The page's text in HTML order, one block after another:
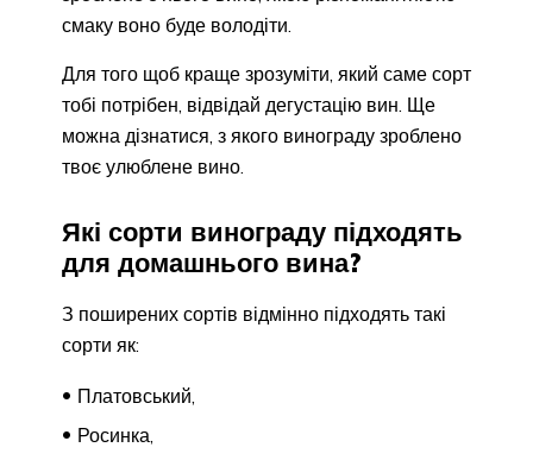
смаку воно буде володіти.
Для того щоб краще зрозуміти, який саме сорт
тобі потрібен, відвідай дегустацію вин. Ще
можна дізнатися, з якого винограду зроблено
твоє улюблене вино.
Які сорти винограду підходять
для домашнього вина?
З поширених сортів відмінно підходять такі
сорти як:
Платовський,
Росинка,